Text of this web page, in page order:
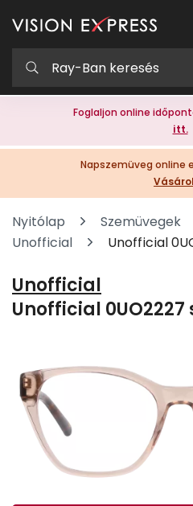
Foglaljon online
itt.
Napszemüveg online
Nyitólap Szemüvegek
Unofficial
Unofficial
Unofficial
Unofficial